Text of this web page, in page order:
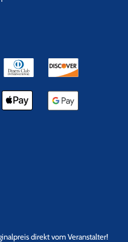
direkt vom Veranstalter!